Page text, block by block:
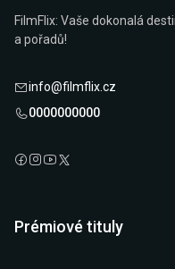
FilmFlix: Vaše dokonalá
a pořadů!
info@filmflix.cz
0000000000
Prémiové tituly